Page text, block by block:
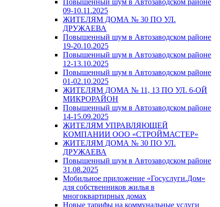
Повышенный шум в Автозаводском районе
09-10.11.2025
ЖИТЕЛЯМ ДОМА № 30 ПО УЛ.
ДРУЖАЕВА
Повышенный шум в Автозаводском районе
19-20.10.2025
Повышенный шум в Автозаводском районе
12-13.10.2025
Повышенный шум в Автозаводском районе
01-02.10.2025
ЖИТЕЛЯМ ДОМА № 11, 13 ПО УЛ. 6-ОЙ
МИКРОРАЙОН
Повышенный шум в Автозаводском районе
14-15.09.2025
ЖИТЕЛЯМ УПРАВЛЯЮЩЕЙ
КОМПАНИИ ООО «СТРОЙМАСТЕР»
ЖИТЕЛЯМ ДОМА № 30 ПО УЛ.
ДРУЖАЕВА
Повышенный шум в Автозаводском районе
31.08.2025
Мобильное приложение «Госуслуги.Дом»
для собственников жилья в
многоквартирных домах
Новые тарифы на коммунальные услуги